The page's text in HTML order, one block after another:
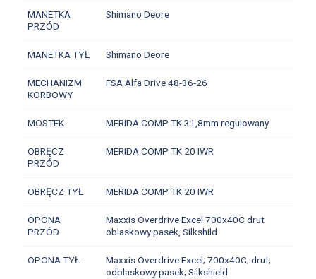
MANETKA
PRZÓD
Shimano Deore
MANETKA TYŁ Shimano Deore
MECHANIZM
KORBOWY
FSA Alfa Drive 48-36-26
MOSTEK MERIDA COMP TK 31,8mm regulowany
OBRĘCZ
PRZÓD
MERIDA COMP TK 20 IWR
OBRĘCZ TYŁ MERIDA COMP TK 20 IWR
OPONA
PRZÓD
Maxxis Overdrive Excel 700x40C drut
oblaskowy pasek, Silkshild
OPONA TYŁ
Maxxis Overdrive Excel; 700x40C; drut;
odblaskowy pasek; Silkshield